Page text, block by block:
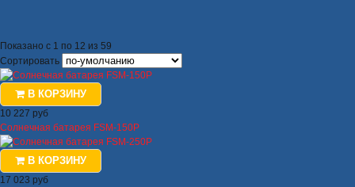
Показано с 1 по 12 из 59
Сортировать
В КОРЗИНУ
10 227 руб
Солнечная батарея FSM-150P
В КОРЗИНУ
17 023 руб